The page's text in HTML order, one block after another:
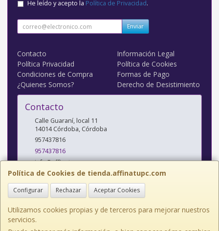
Política de Cookies de tienda.affinatupc.com
Configurar Rechazar Aceptar Cookies
Utilizamos cookies propias y de terceros para mejorar nuestros
servicios.
He leído y acepto la Política de Privacidad.
Enviar
Contacto
Información Legal
Política Privacidad
Política de Cookies
Condiciones de Compra
Formas de Pago
¿Quienes Somos?
Derecho de Desistimiento
Contacto
Calle Guaraní, local 11
14014 Córdoba, Córdoba
957437816
957437816
info@affinatupc.com
Horario
10:00 a 13:30 y 17:00 a 20:30h Lunes a Viernes